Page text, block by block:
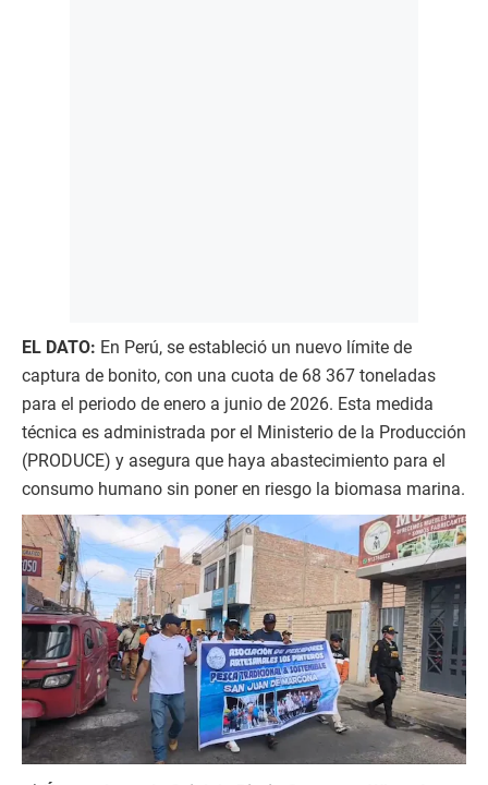
EL DATO: En Perú, se estableció un nuevo límite de
captura de bonito, con una cuota de 68 367 toneladas
para el periodo de enero a junio de 2026. Esta medida
técnica es administrada por el Ministerio de la Producción
(PRODUCE) y asegura que haya abastecimiento para el
consumo humano sin poner en riesgo la biomasa marina.